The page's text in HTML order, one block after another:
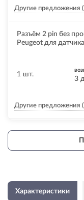
Другие предложения
Разъём 2 pin без
Peugeot для
1 шт.
3
Другие предложения
Характеристики